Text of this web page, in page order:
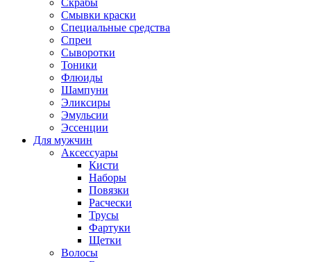
Скрабы
Смывки краски
Специальные средства
Спреи
Сыворотки
Тоники
Флюиды
Шампуни
Эликсиры
Эмульсии
Эссенции
Для мужчин
Аксессуары
Кисти
Наборы
Повязки
Расчески
Трусы
Фартуки
Щетки
Волосы